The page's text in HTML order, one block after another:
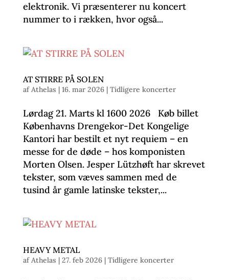
elektronik. Vi præsenterer nu koncert
nummer to i rækken, hvor også...
AT STIRRE PÅ SOLEN
afAthelas | 16. mar 2026| Tidligere koncerter
Lørdag 21. Marts kl 1600 2026 Køb billet
Københavns Drengekor-Det Kongelige
Kantori har bestilt et nyt requiem – en
messe for de døde – hos komponisten
Morten Olsen. Jesper Lützhøft har skrevet
tekster, som væves sammen med de
tusind år gamle latinske tekster,...
HEAVY METAL
afAthelas | 27. feb 2026| Tidligere koncerter